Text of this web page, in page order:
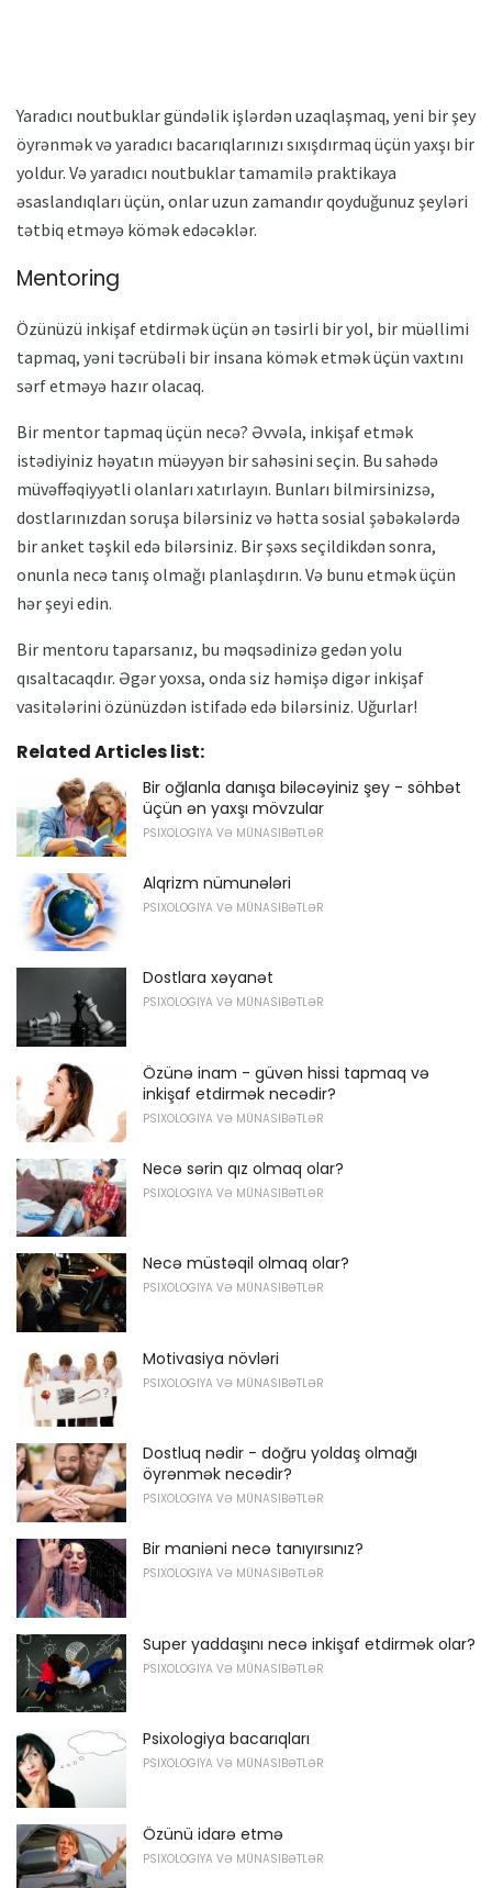
Yaradıcı noutbuklar gündəlik işlərdən uzaqlaşmaq, yeni bir şey
öyrənmək və yaradıcı bacarıqlarınızı sıxışdırmaq üçün yaxşı bir
yoldur. Və yaradıcı noutbuklar tamamilə praktikaya
əsaslandıqları üçün, onlar uzun zamandır qoyduğunuz şeyləri
tətbiq etməyə kömək edəcəklər.
Mentoring
Özünüzü inkişaf etdirmək üçün ən təsirli bir yol, bir müəllimi
tapmaq, yəni təcrübəli bir insana kömək etmək üçün vaxtını
sərf etməyə hazır olacaq.
Bir mentor tapmaq üçün necə? Əvvəla, inkişaf etmək
istədiyiniz həyatın müəyyən bir sahəsini seçin. Bu sahədə
müvəffəqiyyətli olanları xatırlayın. Bunları bilmirsinizsə,
dostlarınızdan soruşa bilərsiniz və hətta sosial şəbəkələrdə
bir anket təşkil edə bilərsiniz. Bir şəxs seçildikdən sonra,
onunla necə tanış olmağı planlaşdırın. Və bunu etmək üçün
hər şeyi edin.
Bir mentoru taparsanız, bu məqsədinizə gedən yolu
qısaltacaqdır. Əgər yoxsa, onda siz həmişə digər inkişaf
vasitələrini özünüzdən istifadə edə bilərsiniz. Uğurlar!
Related Articles list:
Bir oğlanla danışa biləcəyiniz şey - söhbət
üçün ən yaxşı mövzular
PSIXOLOGIYA VƏ MÜNASIBƏTLƏR
Alqrizm nümunələri
PSIXOLOGIYA VƏ MÜNASIBƏTLƏR
Dostlara xəyanət
PSIXOLOGIYA VƏ MÜNASIBƏTLƏR
Özünə inam - güvən hissi tapmaq və
inkişaf etdirmək necədir?
PSIXOLOGIYA VƏ MÜNASIBƏTLƏR
Necə sərin qız olmaq olar?
PSIXOLOGIYA VƏ MÜNASIBƏTLƏR
Necə müstəqil olmaq olar?
PSIXOLOGIYA VƏ MÜNASIBƏTLƏR
Motivasiya növləri
PSIXOLOGIYA VƏ MÜNASIBƏTLƏR
Dostluq nədir - doğru yoldaş olmağı
öyrənmək necədir?
PSIXOLOGIYA VƏ MÜNASIBƏTLƏR
Bir maniəni necə tanıyırsınız?
PSIXOLOGIYA VƏ MÜNASIBƏTLƏR
Super yaddaşını necə inkişaf etdirmək olar?
PSIXOLOGIYA VƏ MÜNASIBƏTLƏR
Psixologiya bacarıqları
PSIXOLOGIYA VƏ MÜNASIBƏTLƏR
Özünü idarə etmə
PSIXOLOGIYA VƏ MÜNASIBƏTLƏR